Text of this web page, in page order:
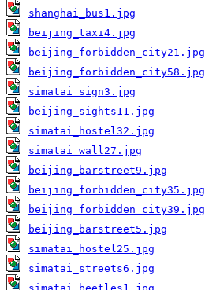
shanghai_bus1.jpg
beijing_taxi4.jpg
beijing_forbidden_city21.jpg
beijing_forbidden_city58.jpg
simatai_sign3.jpg
beijing_sights11.jpg
simatai_hostel32.jpg
simatai_wall27.jpg
beijing_barstreet9.jpg
beijing_forbidden_city35.jpg
beijing_forbidden_city39.jpg
beijing_barstreet5.jpg
simatai_hostel25.jpg
simatai_streets6.jpg